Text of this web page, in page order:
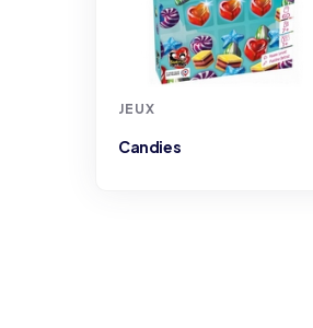
JEUX
Candies